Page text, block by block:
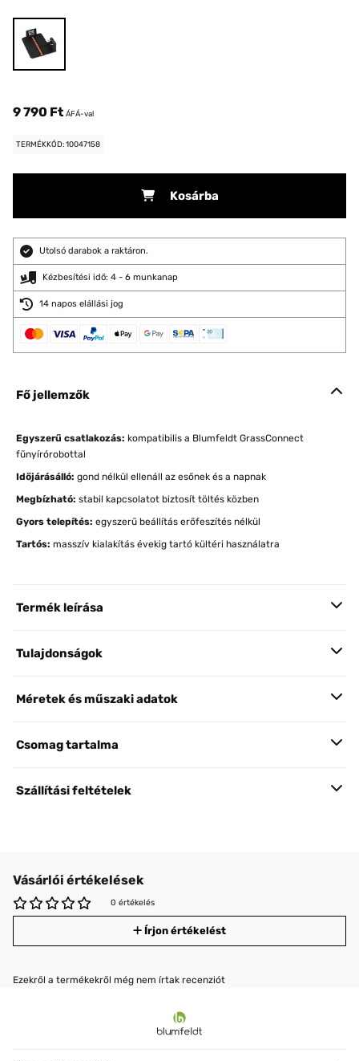
9 790 Ft ÁFÁ-val
TERMÉKKÓD: 10047158
Kosárba
Utolsó darabok a raktáron.
Kézbesítési idő: 4 - 6 munkanap
14 napos elállási jog
Fő jellemzők
Egyszerű csatlakozás: kompatibilis a Blumfeldt GrassConnect
fűnyírórobottal
Időjárásálló: gond nélkül ellenáll az esőnek és a napnak
Megbízható: stabil kapcsolatot biztosít töltés közben
Gyors telepítés: egyszerű beállítás erőfeszítés nélkül
Tartós: masszív kialakítás évekig tartó kültéri használatra
Termék leírása
Tulajdonságok
Méretek és műszaki adatok
Csomag tartalma
Szállítási feltételek
Vásárlói értékelések
0 értékelés
Írjon értékelést
Ezekről a termékekről még nem írtak recenziót